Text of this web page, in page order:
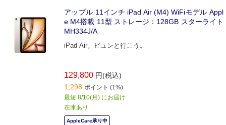
アップル 11インチ iPad Air (M4) WiFiモデル Appl
e M4搭載 11型 ストレージ：128GB スターライト
MH334J/A
iPad Air。ビュンと行こう。
129,800 円(税込)
1,298 ポイント (1%)
最短 8/10(月) にお届け
在庫あり
AppleCare承り中